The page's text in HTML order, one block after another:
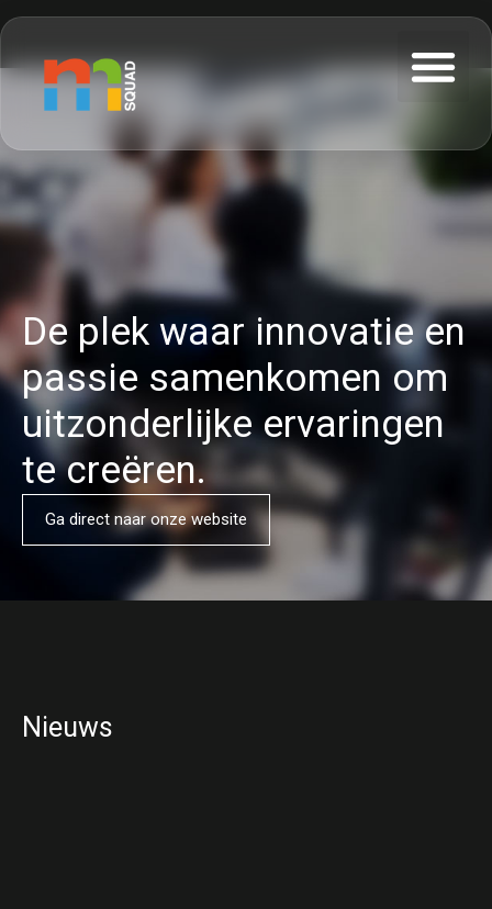
De plek waar innovatie en
passie samenkomen om
uitzonderlijke ervaringen
te creëren.
Ga direct naar onze website
Nieuws